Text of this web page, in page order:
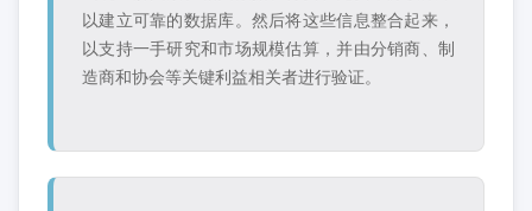
以建立可靠的数据库。然后将这些信息整合起来，
以支持一手研究和市场规模估算，并由分销商、制
造商和协会等关键利益相关者进行验证。